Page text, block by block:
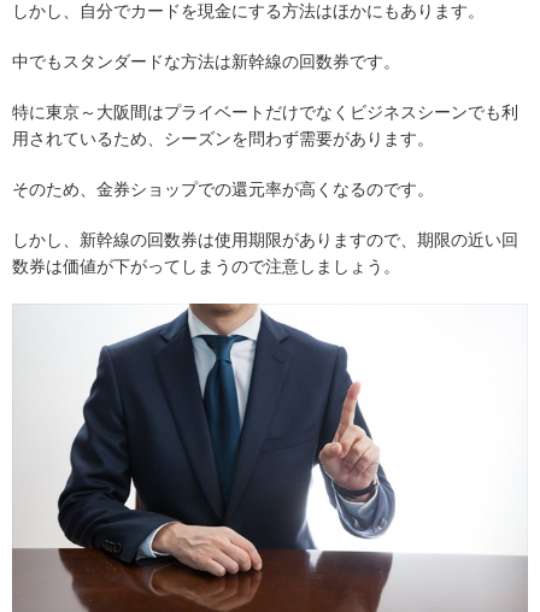
しかし、自分でカードを現金にする方法はほかにもあります。
中でもスタンダードな方法は新幹線の回数券です。
特に東京～大阪間はプライベートだけでなくビジネスシーンでも利
用されているため、シーズンを問わず需要があります。
そのため、金券ショップでの還元率が高くなるのです。
しかし、新幹線の回数券は使用期限がありますので、期限の近い回
数券は価値が下がってしまうので注意しましょう。